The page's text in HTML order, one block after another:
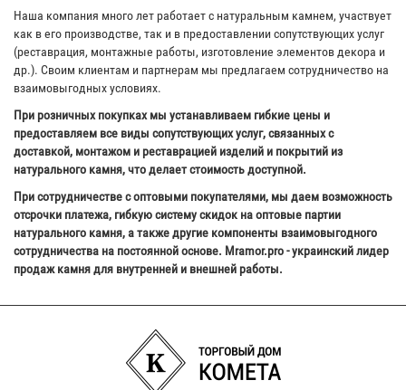
Наша компания много лет работает с натуральным камнем, участвует
как в его производстве, так и в предоставлении сопутствующих услуг
(реставрация, монтажные работы, изготовление элементов декора и
др.). Своим клиентам и партнерам мы предлагаем сотрудничество на
взаимовыгодных условиях.
При розничных покупках мы устанавливаем гибкие цены и
предоставляем все виды сопутствующих услуг, связанных с
доставкой, монтажом и реставрацией изделий и покрытий из
натурального камня, что делает стоимость доступной.
При сотрудничестве с оптовыми покупателями, мы даем возможность
отсрочки платежа, гибкую систему скидок на оптовые партии
натурального камня, а также другие компоненты взаимовыгодного
сотрудничества на постоянной основе. Mramor.pro - украинский лидер
продаж камня для внутренней и внешней работы.